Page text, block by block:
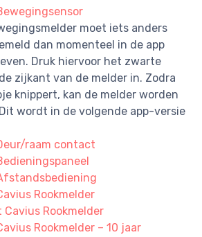
moet iets anders
dan momenteel in de app
Druk hiervoor het zwarte
zijkant van de melder in. Zodra
knippert, kan de melder worden
wordt in de volgende app-versie
raam contact
Rookmelder
Rookmelder
Rookmelder – 10 jaar